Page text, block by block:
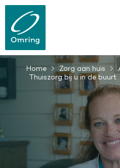
naar
gaan
Kruimelpad
Home Zorg aan huis
Thuiszorg bij u in de buurt